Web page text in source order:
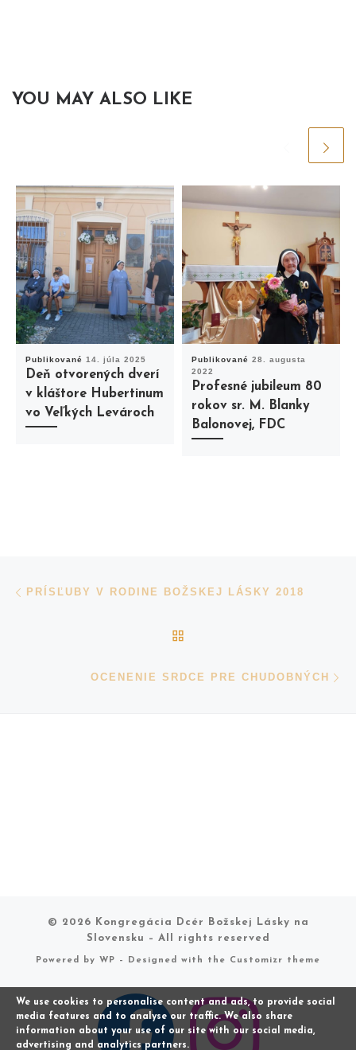
YOU MAY ALSO LIKE
Publikované 14. júla 2025
Deň otvorených dverí
v kláštore Hubertinum
vo Veľkých Levároch
Publikované 28. augusta
2022
Profesné jubileum 80
rokov sr. M. Blanky
Balonovej, FDC
Navigácia v príspevkoch
PRÍSĽUBY V RODINE BOŽSKEJ LÁSKY 2018
OCENENIE SRDCE PRE CHUDOBNÝCH
© 2026
Kongregácia Dcér Božskej Lásky na
Slovensku
– All rights reserved
Powered by WP – Designed with the Customizr theme
We use cookies to personalise content and ads, to provide social
media features and to analyse our traffic. We also share
information about your use of our site with our social media,
advertising and analytics partners.